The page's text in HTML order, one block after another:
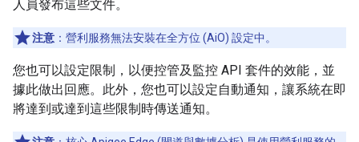
人員發布這些文件。
注意 ：營利服務無法安裝在全方位 (AiO) 設定中。
您也可以設定限制，以便控管及監控 API 套件的效能，並
據此做出回應。此外，您也可以設定自動通知，讓系統在即
將達到或達到這些限制時傳送通知。